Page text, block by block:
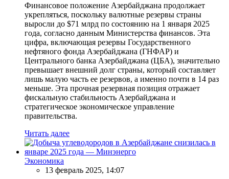
Финансовое положение Азербайджана продолжает
укрепляться, поскольку валютные резервы страны
выросли до $71 млрд по состоянию на 1 января 2025
года, согласно данным Министерства финансов. Эта
цифра, включающая резервы Государственного
нефтяного фонда Азербайджана (ГНФАР) и
Центрального банка Азербайджана (ЦБА), значительно
превышает внешний долг страны, который составляет
лишь малую часть ее резервов, а именно почти в 14 раз
меньше. Эта прочная резервная позиция отражает
фискальную стабильность Азербайджана и
стратегическое экономическое управление
правительства.
Читать далее
Экономика
13 февраль 2025, 14:07